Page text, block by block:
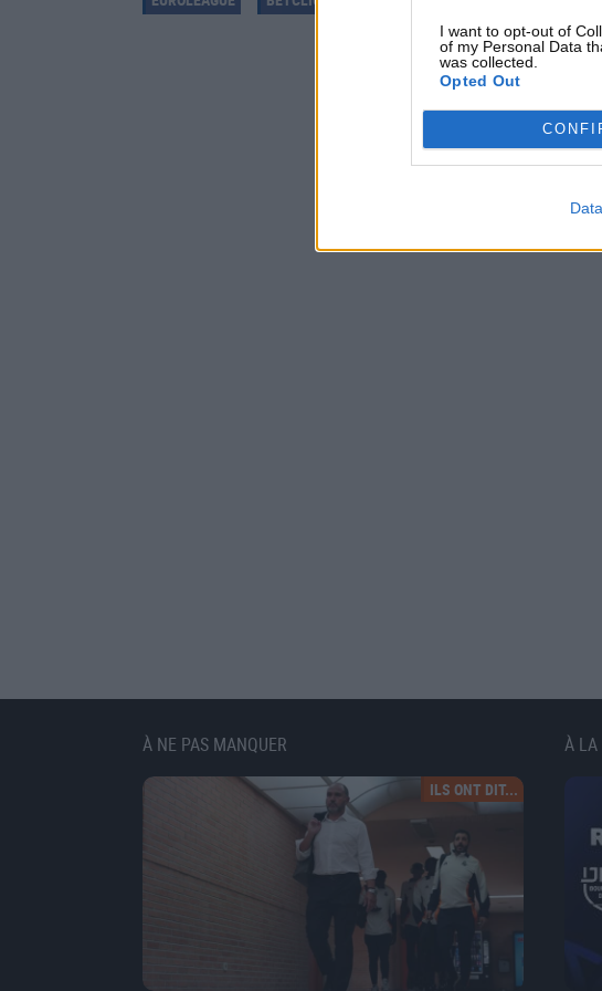
I want to opt-out of
of my Personal Data
was collected.
Opted Out
À NE PAS MANQUER
ILS ONT DIT...
À LA